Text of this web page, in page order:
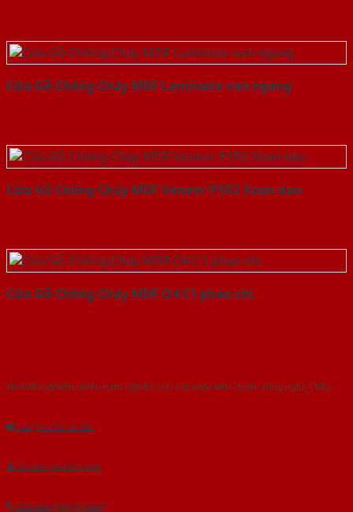
Cửa Gỗ Chống Cháy MDF Laminate van ngang
Cửa Gỗ Chống Cháy MDF Veneer P1R2 Xoan dao
Cửa Gỗ Chống Cháy MDF O4 C1 phao chi
Với kinh nghiệm nhiêu năm nghiên cứu cửa theo tiêu chuẩn công nghệ Châu
Gửi yêu cầu tư vấn
Tải báo giá tổng hợp
Yêu cầu gọi lại (3 phút)